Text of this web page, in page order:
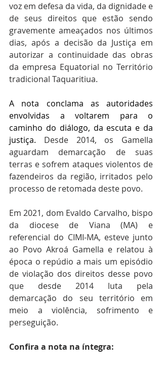
voz em defesa da vida, da dignidade e
de seus direitos que estão sendo
gravemente ameaçados nos últimos
dias, após a decisão da Justiça em
autorizar a continuidade das obras
da empresa Equatorial no Território
tradicional Taquaritiua.
A nota conclama as autoridades
envolvidas a voltarem para o
caminho do diálogo, da escuta e da
justiça. Desde 2014, os Gamella
aguardam demarcação de suas
terras e sofrem ataques violentos de
fazendeiros da região, irritados pelo
processo de retomada deste povo.
Em 2021, dom Evaldo Carvalho, bispo
da diocese de Viana (MA) e
referencial do CIMI-MA, esteve junto
ao Povo Akroá Gamella e relatou à
época o repúdio a mais um episódio
de violação dos direitos desse povo
que desde 2014 luta pela
demarcação do seu território em
meio a violência, sofrimento e
perseguição.
Confira a nota na íntegra: